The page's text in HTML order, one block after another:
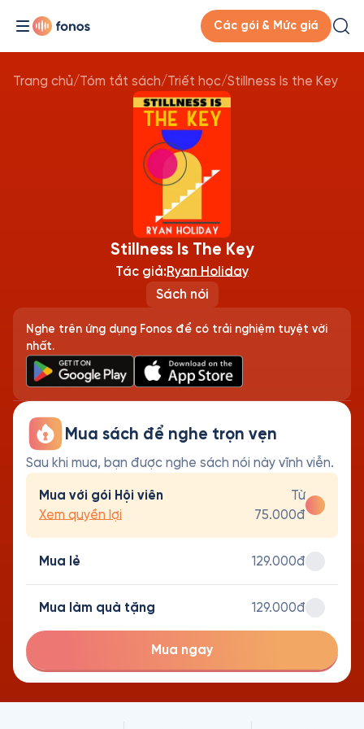
Các gói & Mức giá
Trang chủ/Tóm tắt sách/Triết học/Stillness Is the Key
Sách nói
Stillness Is The Key
Tác giả:Ryan Holiday
Nghe trên ứng dụng Fonos để có trải nghiệm tuyệt vời
nhất.
Mua sách để nghe trọn vẹn
Sau khi mua, bạn được nghe sách nói này vĩnh viễn.
Mua với gói Hội viên
Xem quyền lợi
Từ
75.000đ
Mua lẻ 129.000đ
Mua làm quà tặng 129.000đ
Mua ngay